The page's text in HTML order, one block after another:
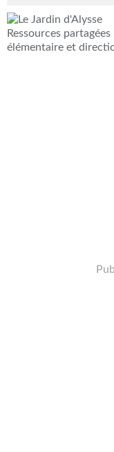
Ressources
élémentaire et